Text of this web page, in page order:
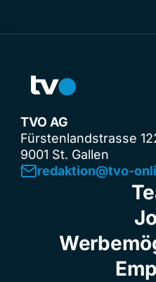
TVO AG
Fürstenlandstrasse
9001 St. Gallen
redaktion@tvo-